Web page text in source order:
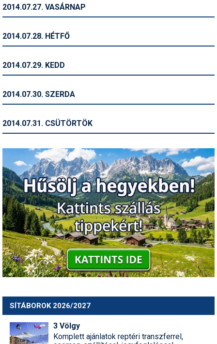
Utazási tippek
2014.07.27. VASÁRNAP
2014.07.28. HÉTFŐ
2014.07.29. KEDD
2014.07.30. SZERDA
2014.07.31. CSÜTÖRTÖK
SÍTÁBOROK 2026/2027
3 Völgy
Komplett ajánlatok reptéri transzferrel,